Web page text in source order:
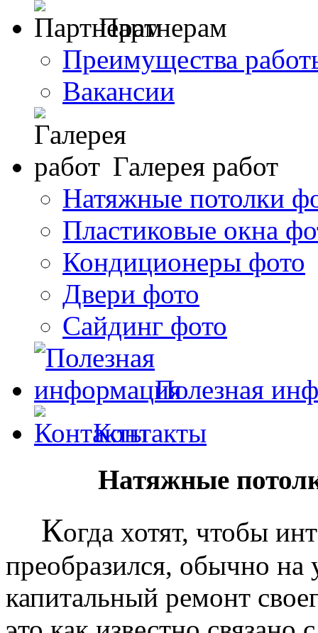
Партнерам
Преимущества
Вакансии
Галерея работ
Натяжные потолки
Пластиковые окна
Кондиционеры фото
Двери фото
Сайдинг фото
Полезная
Контакты
Натяжные
Когда хотят, чтобы
преобразился, обычно на
капитальный ремонт